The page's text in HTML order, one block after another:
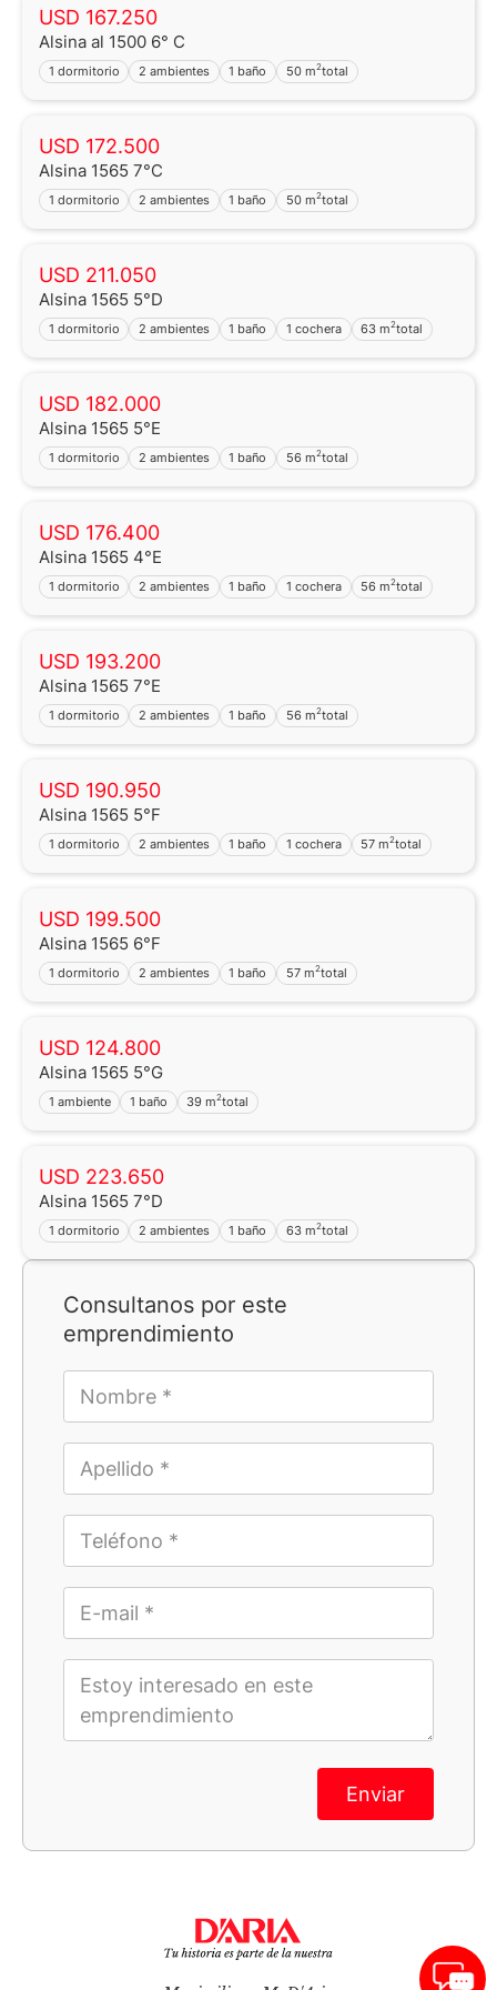
Consultanos por este
emprendimiento
Enviar
USD 167.250
Alsina al 1500 6° C
1 dormitorio 2 ambientes 1 baño 50 m2total
USD 172.500
Alsina 1565 7°C
1 dormitorio 2 ambientes 1 baño 50 m2total
USD 211.050
Alsina 1565 5°D
1 dormitorio 2 ambientes 1 baño 1 cochera 63 m2total
USD 182.000
Alsina 1565 5°E
1 dormitorio 2 ambientes 1 baño 56 m2total
USD 176.400
Alsina 1565 4°E
1 dormitorio 2 ambientes 1 baño 1 cochera 56 m2total
USD 193.200
Alsina 1565 7°E
1 dormitorio 2 ambientes 1 baño 56 m2total
USD 190.950
Alsina 1565 5°F
1 dormitorio 2 ambientes 1 baño 1 cochera 57 m2total
USD 199.500
Alsina 1565 6°F
1 dormitorio 2 ambientes 1 baño 57 m2total
USD 124.800
Alsina 1565 5°G
1 ambiente 1 baño 39 m2total
USD 223.650
Alsina 1565 7°D
1 dormitorio 2 ambientes 1 baño 63 m2total